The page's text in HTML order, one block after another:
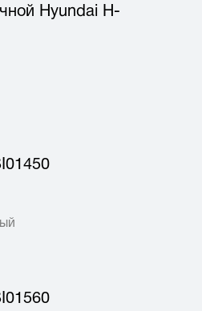
Hyundai H-